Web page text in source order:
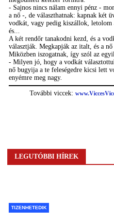
LEGUTÓBBI HÍREK
TIZENHETEDIK